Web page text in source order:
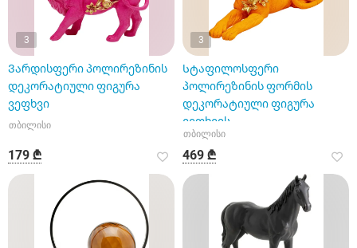
3
Ვარდისფერი პოლირეზინის
დეკორატიული ფიგურა
ვეფხვი
თბილისი
179 ₾
3
Სტაფილოსფერი
პოლირეზინის ფორმის
დეკორატიული ფიგურა
ვეფხვის
თბილისი
469 ₾